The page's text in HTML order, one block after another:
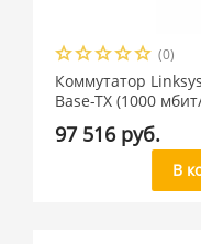
(0)
Коммутатор
Base-TX (1000
97 516 руб.
В